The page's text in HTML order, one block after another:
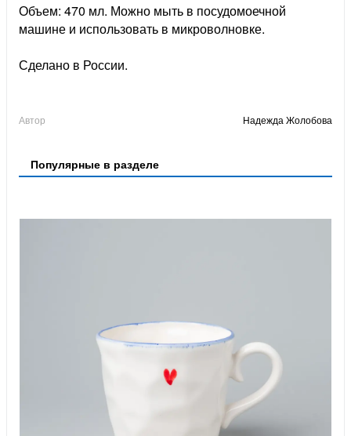
Объем: 470 мл. Можно мыть в посудомоечной
машине и использовать в микроволновке.
Сделано в России.
Автор Надежда Жолобова
Популярные в разделе